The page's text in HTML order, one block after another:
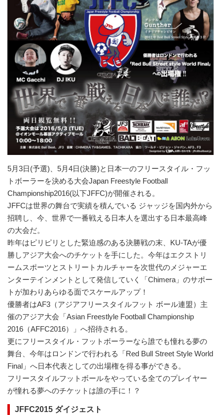
5月3日(予選)、5月4日(決勝)と日本一のフリースタイル・フッ
トボーラーを決める大会Japan Freestyle Football
Championship2016(以下JFFC)が開催される。
JFFCは世界の舞台で実績を積んでいる ジャッジを国内外から
招聘し、今、世界で一番戦える日本人を選出する日本最高峰
の大会だ。
昨年はピリピリとした緊迫感のある決勝戦の末、KU-TAが優
勝しアジア大会へのチケットを手にした。今年はエクストリ
ームスポーツとストリートカルチャーを次世代のメジャーエ
ンターテインメントとして発信していく「Chimera」のサポー
トが加わりあらゆる面でスケールアップ！
優勝者はAF3（アジアフリースタイルフット ボール連盟）主
催のアジア大会「Asian Freestlyle Football Championship
2016（AFFC2016）」へ招待される。
更にフリースタイル・フットボーラーなら誰でも憧れる夢の
舞台、今年はロンドンで行われる「Red Bull Street Style World
Final」へ日本代表としての出場権を得る事ができる。
フリースタイルフットボールをやっている全てのプレイヤー
が憧れる夢へのチケットは誰の手に！？
JFFC2015 ダイジェスト